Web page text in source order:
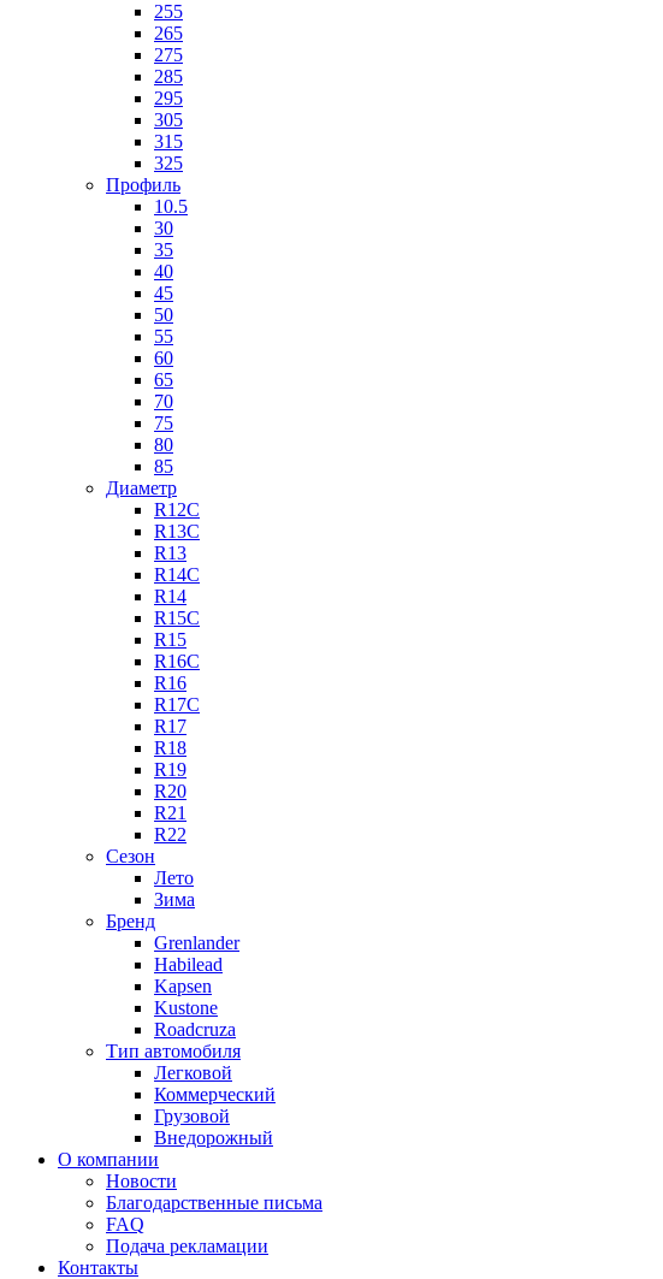
255
265
275
285
295
305
315
325
Профиль
10.5
30
35
40
45
50
55
60
65
70
75
80
85
Диаметр
R12C
R13C
R13
R14C
R14
R15C
R15
R16C
R16
R17C
R17
R18
R19
R20
R21
R22
Сезон
Лето
Зима
Бренд
Grenlander
Habilead
Kapsen
Kustone
Roadcruza
Тип автомобиля
Легковой
Коммерческий
Грузовой
Внедорожный
О компании
Новости
Благодарственные письма
FAQ
Подача рекламации
Контакты